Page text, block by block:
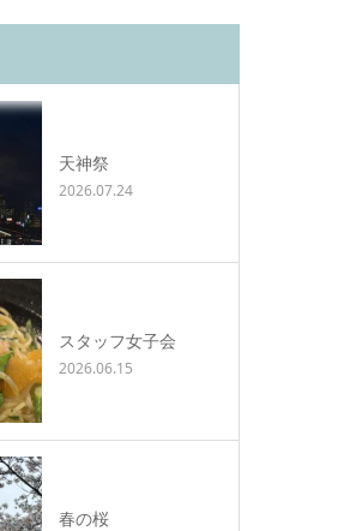
天神祭
2026.07.24
スタッフ女子会
2026.06.15
春の桜